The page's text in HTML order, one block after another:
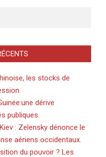
les stocks de
dérive
publiques.
: Zelensky dénonce le
aériens occidentaux.
du pouvoir ? Les